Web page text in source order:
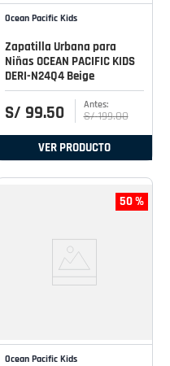
Ocean Pacific Kids
Zapatilla Urbana para
Niñas OCEAN PACIFIC KIDS
DERI-N24Q4 Beige
S/ 99.50 S/ 199.00
VER PRODUCTO
50 %
Ocean Pacific Kids